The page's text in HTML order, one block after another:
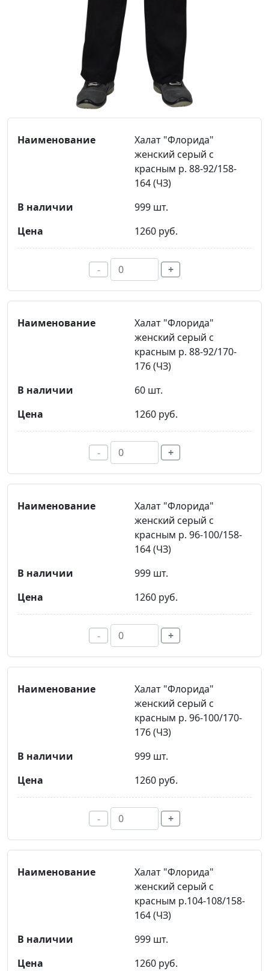
Халат "Флорида"
женский серый с
красным р. 88-92/158-
164 (ЧЗ)
999 шт.
1260 руб.
- +
Халат "Флорида"
женский серый с
красным р. 88-92/170-
176 (ЧЗ)
60 шт.
1260 руб.
- +
Халат "Флорида"
женский серый с
красным р. 96-100/158-
164 (ЧЗ)
999 шт.
1260 руб.
- +
Халат "Флорида"
женский серый с
красным р. 96-100/170-
176 (ЧЗ)
999 шт.
1260 руб.
- +
Халат "Флорида"
женский серый с
красным р.104-108/158-
164 (ЧЗ)
999 шт.
1260 руб.